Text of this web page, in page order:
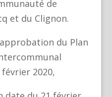
de
et du Clignon.
du Plan
2020,